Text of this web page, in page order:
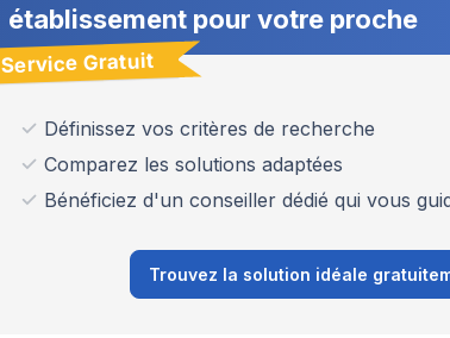
établissement pour votre proche
Service Gratuit
Définissez vos critères de recherche
Comparez les solutions adaptées
Bénéficiez d'un conseiller dédié qui vous
Trouvez la solution idéale